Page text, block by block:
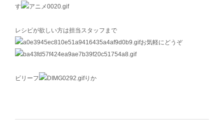
す
レシピが欲しい方は担当スタッフまで
お気軽にどうぞ
ビリーフ りか